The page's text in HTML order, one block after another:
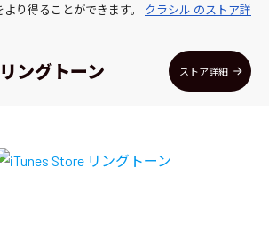
り得ることができます。 クラシル のストア詳
ングトーン ストア詳細